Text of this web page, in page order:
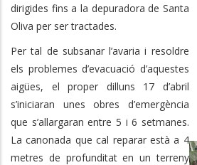
dirigides fins a la depuradora de Santa
Oliva per ser tractades.
Per tal de subsanar l’avaria i resoldre
els problemes d’evacuació d’aquestes
aigües, el proper dilluns 17 d’abril
s’iniciaran unes obres d’emergència
que s’allargaran entre 5 i 6 setmanes.
La canonada que cal reparar està a 4
metres de profunditat en un terreny